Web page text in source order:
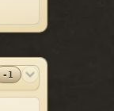
-1